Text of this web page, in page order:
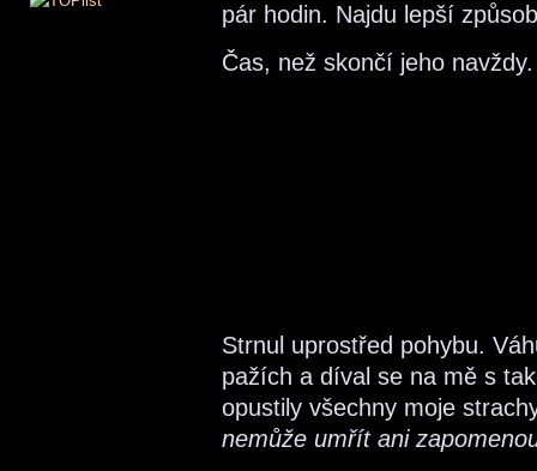
pár hodin. Najdu lepší
Čas, než skončí jeho navždy.
Strnul uprostřed pohybu.
pažích a díval se na mě s
opustily všechny moje
nemůže umřít ani